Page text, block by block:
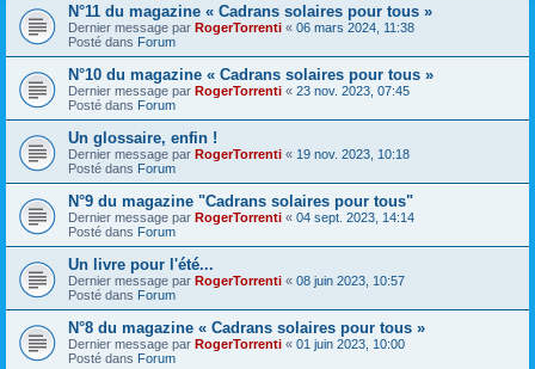
N°11 du magazine « Cadrans solaires pour tous »
Dernier message par RogerTorrenti « 06 mars 2024, 11:38
Posté dans Forum
N°10 du magazine « Cadrans solaires pour tous »
Dernier message par RogerTorrenti « 23 nov. 2023, 07:45
Posté dans Forum
Un glossaire, enfin !
Dernier message par RogerTorrenti « 19 nov. 2023, 10:18
Posté dans Forum
N°9 du magazine "Cadrans solaires pour tous"
Dernier message par RogerTorrenti « 04 sept. 2023, 14:14
Posté dans Forum
Un livre pour l'été...
Dernier message par RogerTorrenti « 08 juin 2023, 10:57
Posté dans Forum
N°8 du magazine « Cadrans solaires pour tous »
Dernier message par RogerTorrenti « 01 juin 2023, 10:00
Posté dans Forum